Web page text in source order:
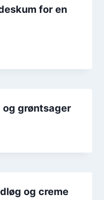
for en
grøntsager
og creme